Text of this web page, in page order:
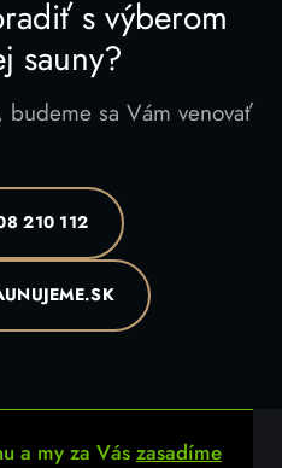
s výberom
sauny?
budeme sa Vám venovať
210 112
a my za Vás zasadíme